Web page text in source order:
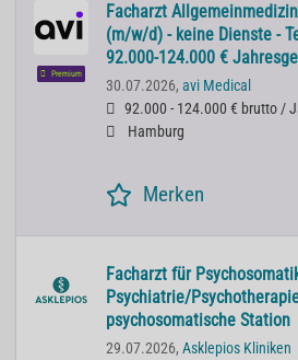
Premium
Facharzt
(m/w/d) - keine Dienste -
92.000-124.000 €
30.07.2026, avi Medical
92.000 - 124.000 € brutto /
Hamburg
Merken
Facharzt für
Psychiatrie/
psychosomatische Station
29.07.2026, Asklepios Kliniken